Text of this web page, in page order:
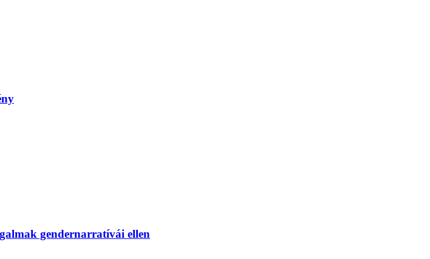
gendernarratívái ellen